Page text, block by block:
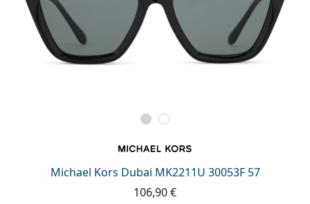
Michael Kors Dubai MK2211U 30053F 57
106,90 €